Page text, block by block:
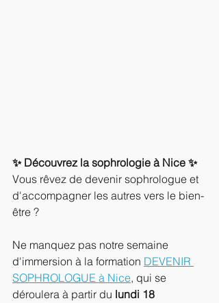
✨ Découvrez la sophrologie à Nice ✨
Vous rêvez de devenir sophrologue et
d'accompagner les autres vers le bien-
être ?
Ne manquez pas notre semaine
d'immersion à la formation DEVENIR
SOPHROLOGUE à Nice, qui se
déroulera à partir du lundi 18